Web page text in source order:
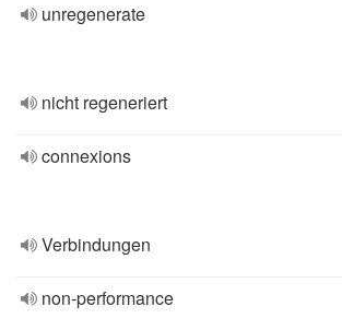
unregenerate
nicht regeneriert
connexions
Verbindungen
non-performance